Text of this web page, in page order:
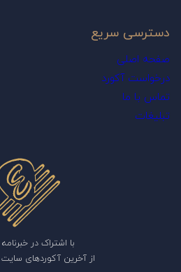
دسترسی سریع
صفحه اصلی
درخواست آکورد
تماس با ما
تبلیغات
با اشتراک در خبرنامه
از آخرین آکوردهای سایت